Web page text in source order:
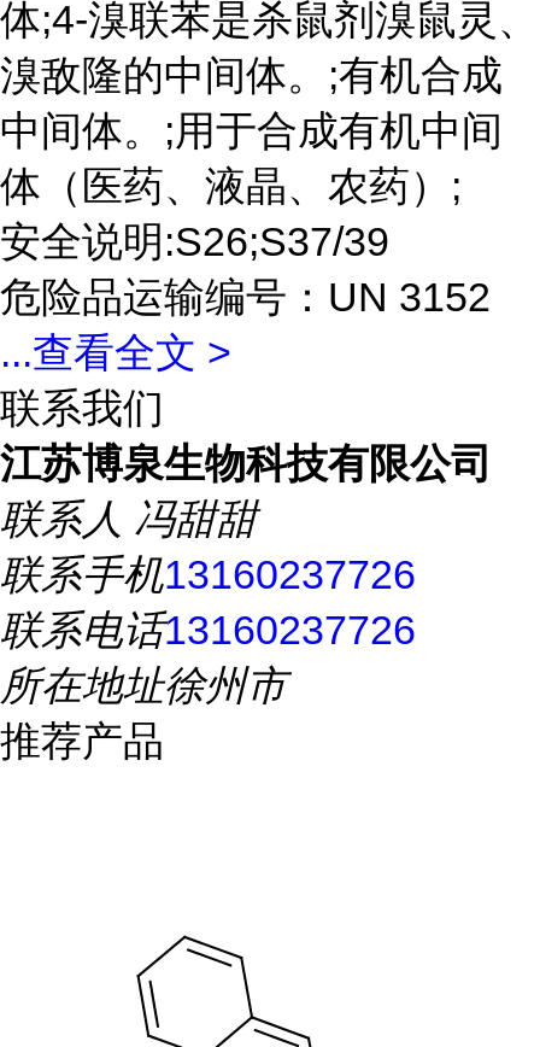
体;4-溴联苯是杀鼠剂溴鼠灵、
溴敌隆的中间体。;有机合成
中间体。;用于合成有机中间
体（医药、液晶、农药）;
安全说明:S26;S37/39
危险品运输编号：UN 3152
...查看全文 >
联系我们
江苏博泉生物科技有限公司
联系人 冯甜甜
联系手机13160237726
联系电话13160237726
所在地址徐州市
推荐产品